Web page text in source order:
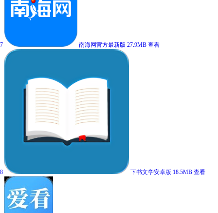
7 南海网官方最新版 27.9MB 查看
8 下书文学安卓版 18.5MB 查看